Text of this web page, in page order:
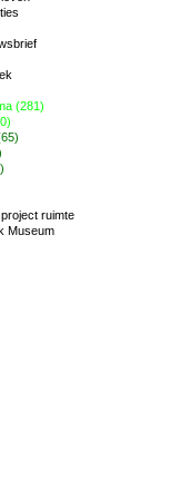
(281)
ruimte
Museum